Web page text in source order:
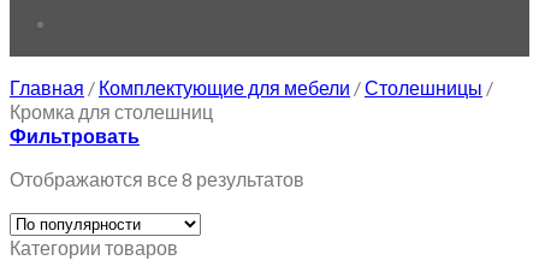
Главная / Комплектующие для мебели /Столешницы /
Кромка для столешниц
Фильтровать
Отображаются все 8 результатов
Категории товаров